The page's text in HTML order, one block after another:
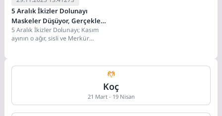
5 Aralık İkizler Dolunayı
Maskeler Düşüyor, Gerçekler
Konuşuyor!
5 Aralık İkizler Dolunayı; Kasım
ayının o ağır, sisli ve Merkür
Koç
21 Mart - 19 Nisan